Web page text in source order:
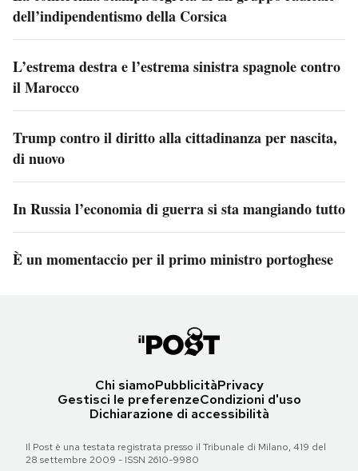
dell’indipendentismo della Corsica
L’estrema destra e l’estrema sinistra spagnole contro
il Marocco
Trump contro il diritto alla cittadinanza per nascita,
di nuovo
In Russia l’economia di guerra si sta mangiando tutto
È un momentaccio per il primo ministro portoghese
Chi siamoPubblicitàPrivacy
Gestisci le preferenzeCondizioni d'uso
Dichiarazione di accessibilità
Il Post è una testata registrata presso il Tribunale di Milano, 419 del
28 settembre 2009 - ISSN 2610-9980